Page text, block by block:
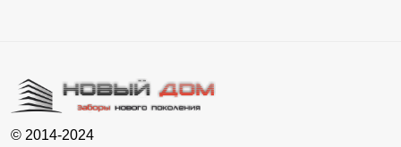
© 2014-2024